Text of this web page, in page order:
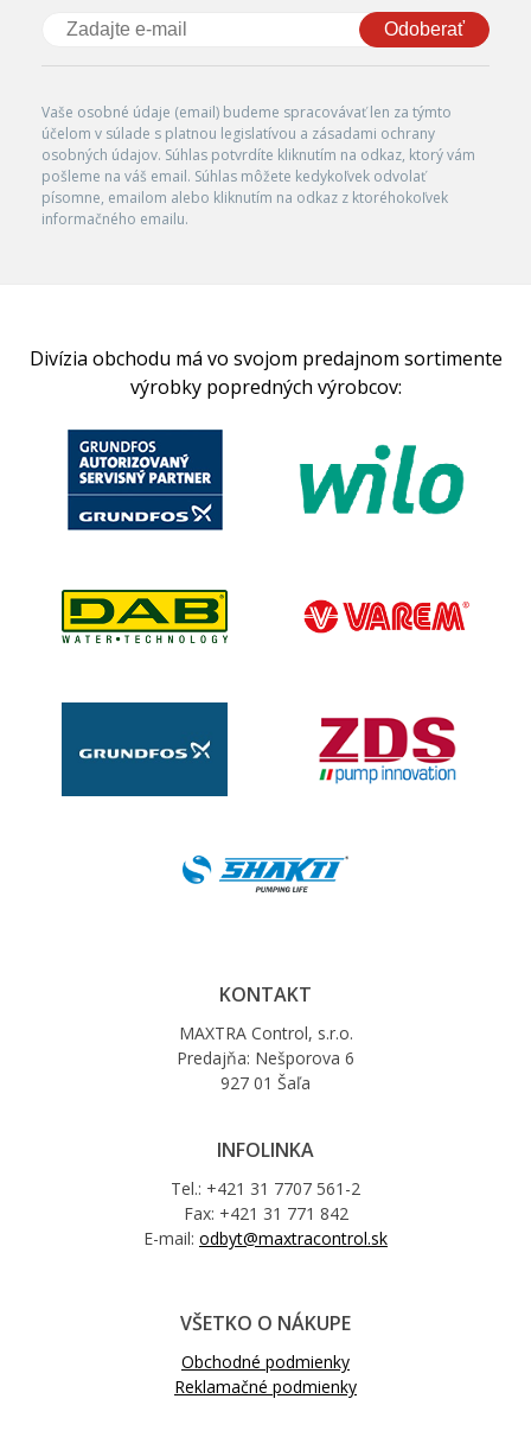
Odoberať
Vaše osobné údaje (email) budeme spracovávať len za týmto
účelom v súlade s platnou legislatívou a zásadami ochrany
osobných údajov. Súhlas potvrdíte kliknutím na odkaz, ktorý vám
pošleme na váš email. Súhlas môžete kedykoľvek odvolať
písomne, emailom alebo kliknutím na odkaz z ktoréhokoľvek
informačného emailu.
Divízia obchodu má vo svojom predajnom sortimente
výrobky popredných výrobcov:
KONTAKT
MAXTRA Control, s.r.o.
Predajňa: Nešporova 6
927 01 Šaľa
INFOLINKA
Tel.: +421 31 7707 561-2
Fax: +421 31 771 842
E-mail: odbyt@maxtracontrol.sk
VŠETKO O NÁKUPE
Obchodné podmienky
Reklamačné podmienky